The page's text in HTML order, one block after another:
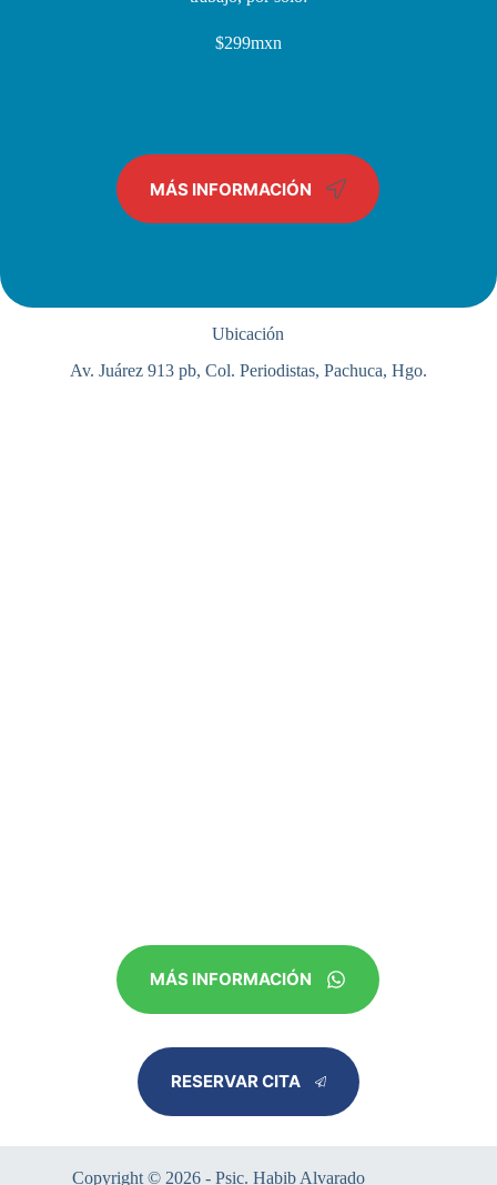
$299mxn
MÁS INFORMACIÓN
Ubicación
Av. Juárez 913 pb, Col. Periodistas, Pachuca, Hgo.
MÁS INFORMACIÓN
RESERVAR CITA
Copyright © 2026 - Psic. Habib Alvarado